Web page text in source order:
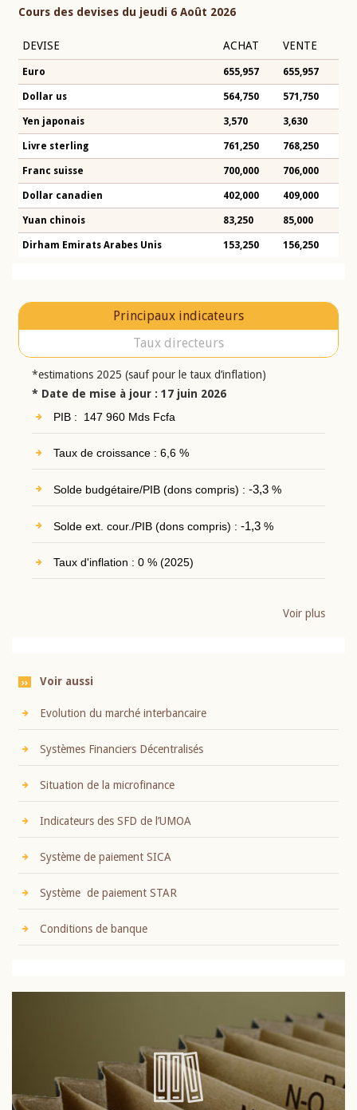
Cours des devises du jeudi 6 Août 2026
DEVISE ACHAT VENTE
Euro 655,957 655,957
Dollar us 564,750 571,750
Yen japonais 3,570 3,630
Livre sterling 761,250 768,250
Franc suisse 700,000 706,000
Dollar canadien 402,000 409,000
Yuan chinois 83,250 85,000
Dirham Emirats Arabes Unis 153,250 156,250
Principaux indicateurs
Taux directeurs
*estimations 2025 (sauf pour le taux d’inflation)
* Date de mise à jour : 17 juin 2026
PIB : 147 960 Mds Fcfa
Taux de croissance : 6,6 %
Solde budgétaire/PIB (dons compris) : -3,3%
Solde ext. cour./PIB (dons compris) : -1,3%
Taux d'inflation : 0 % (2025)
Voir plus
Voir aussi
Evolution du marché interbancaire
Systèmes Financiers Décentralisés
Situation de la microfinance
Indicateurs des SFD de l’UMOA
Système de paiement SICA
Système de paiement STAR
Conditions de banque